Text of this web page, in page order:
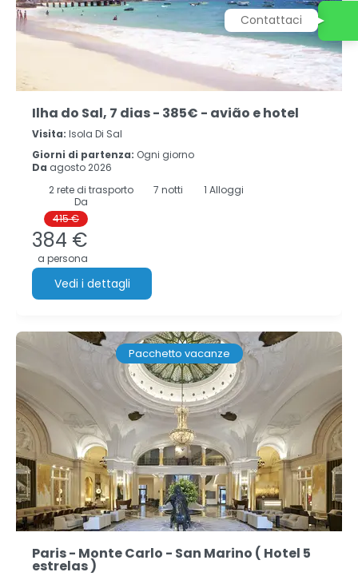
Ilha do Sal, 7 dias - 385€ - avião e hotel
Visita: Isola Di Sal
Giorni di partenza: Ogni giorno
Da agosto 2026
2rete di trasporto 7 notti
1 Alloggi
Da
415 €
384 €
a persona
Vedi i dettagli
Pacchetto vacanze
Paris - Monte Carlo - San Marino ( Hotel 5
estrelas )
Contattaci